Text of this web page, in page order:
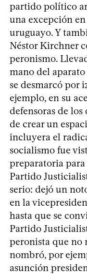
partido político
una excepción
uruguayo. Y
Néstor Kirchner
peronismo.
mano del
se desmarcó por
ejemplo, en su
defensoras de
de crear un
incluyera el
socialismo fue
preparatoria
Partido
serio: dejó un
en la
hasta que se
Partido
peronista que no
nombró, por
asunción